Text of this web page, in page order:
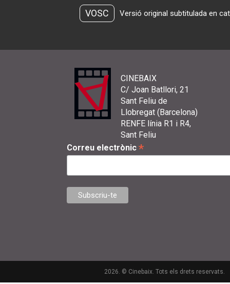
VOSC Versió original subtitulada en
CINEBAIX
C/ Joan Batllori, 21
Sant Feliu de
Llobregat (Barcelona)
RENFE línia R1 i R4,
Sant Feliu
Correu electrònic *
2026. © Cinebaix. Tots els drets reservats.